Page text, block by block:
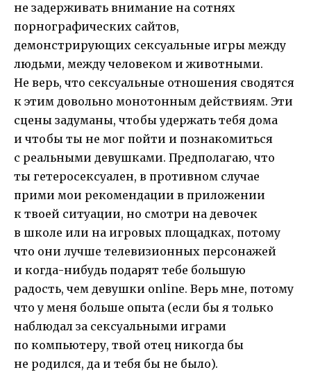
не задерживать внимание на сотнях
порнографических сайтов,
демонстрирующих сексуальные игры между
людьми, между человеком и животными.
Не верь, что сексуальные отношения сводятся
к этим довольно монотонным действиям. Эти
сцены задуманы, чтобы удержать тебя дома
и чтобы ты не мог пойти и познакомиться
с реальными девушками. Предполагаю, что
ты гетеросексуален, в противном случае
прими мои рекомендации в приложении
к твоей ситуации, но смотри на девочек
в школе или на игровых площадках, потому
что они лучше телевизионных персонажей
и когда-нибудь подарят тебе большую
радость, чем девушки online. Верь мне, потому
что у меня больше опыта (если бы я только
наблюдал за сексуальными играми
по компьютеру, твой отец никогда бы
не родился, да и тебя бы не было).